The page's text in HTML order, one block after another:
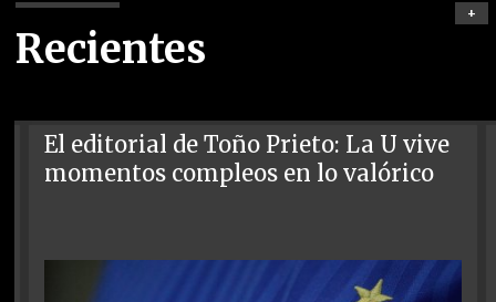
Recientes
+
El editorial de Toño Prieto: La U vive
momentos compleos en lo valórico